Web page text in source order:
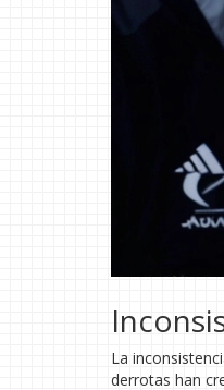
La
derrotas han